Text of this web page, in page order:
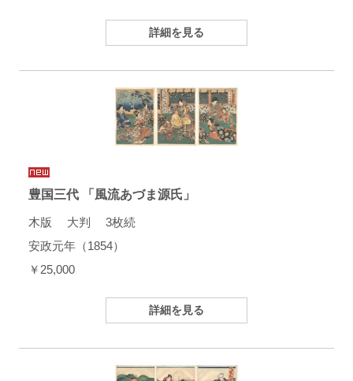
詳細を見る
豊国三代 「風流あづま源氏」
木版 大判 3枚続
安政元年（1854）
￥25,000
詳細を見る